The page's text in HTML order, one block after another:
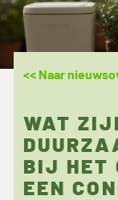
<< Naar
WAT
BIJ HET
EEN